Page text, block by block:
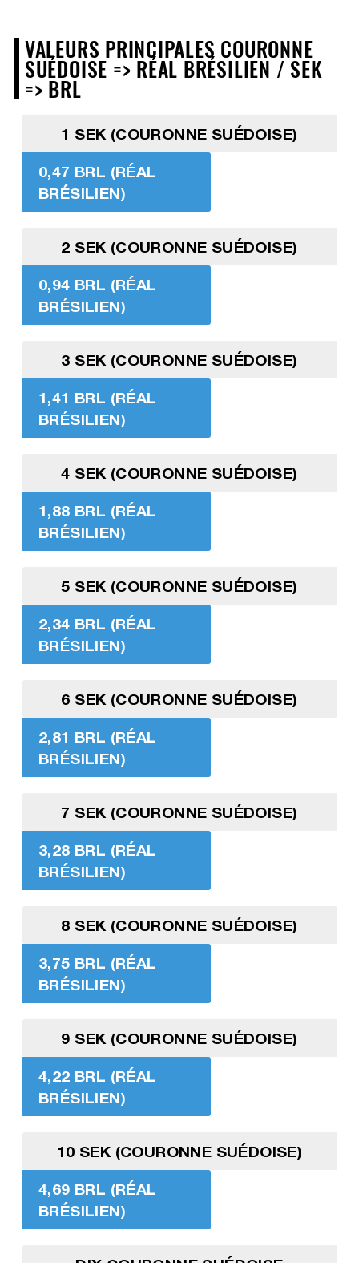
VALEURS PRINCIPALES COURONNE
SUÉDOISE => RÉAL BRÉSILIEN / SEK
=> BRL
1 SEK (COURONNE SUÉDOISE)
0,47 BRL (RÉAL
BRÉSILIEN)
2 SEK (COURONNE SUÉDOISE)
0,94 BRL (RÉAL
BRÉSILIEN)
3 SEK (COURONNE SUÉDOISE)
1,41 BRL (RÉAL
BRÉSILIEN)
4 SEK (COURONNE SUÉDOISE)
1,88 BRL (RÉAL
BRÉSILIEN)
5 SEK (COURONNE SUÉDOISE)
2,34 BRL (RÉAL
BRÉSILIEN)
6 SEK (COURONNE SUÉDOISE)
2,81 BRL (RÉAL
BRÉSILIEN)
7 SEK (COURONNE SUÉDOISE)
3,28 BRL (RÉAL
BRÉSILIEN)
8 SEK (COURONNE SUÉDOISE)
3,75 BRL (RÉAL
BRÉSILIEN)
9 SEK (COURONNE SUÉDOISE)
4,22 BRL (RÉAL
BRÉSILIEN)
10 SEK (COURONNE SUÉDOISE)
4,69 BRL (RÉAL
BRÉSILIEN)